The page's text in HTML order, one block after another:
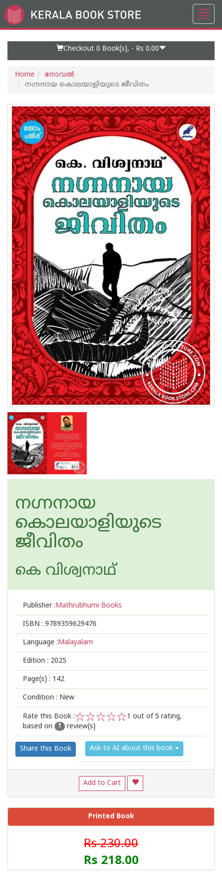
Go
to
Checkout 0 Book(s), - Rs 0.00
Home
നോവല്‍
നഗ്നനായ കൊലയാളിയുടെ ജീവിതം
നഗ്നനായ
കൊലയാളിയുടെ
ജീവിതം
കെ വിശ്വനാഥ്
Publisher :Mathrubhumi Books
ISBN : 9789359629476
Language :Malayalam
Edition : 2025
Page(s) : 142
Condition : New
Rate this Book :
2
1
1 out of 5 rating,
based on
1 review(s)
Share this Book Ask to AI about this book
Add to Cart
Printed Book
Rs 230.00
Rs 218.00